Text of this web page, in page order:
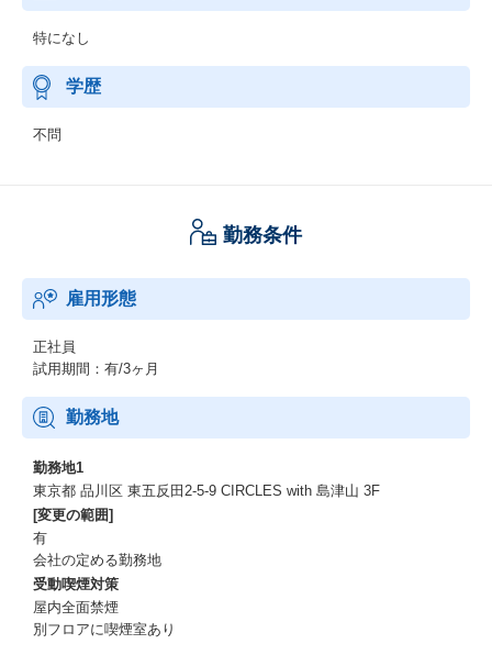
特になし
学歴
不問
勤務条件
雇用形態
正社員
試用期間：有/3ヶ月
勤務地
勤務地1
東京都 品川区 東五反田2-5-9 CIRCLES with 島津山 3F
[変更の範囲]
有
会社の定める勤務地
受動喫煙対策
屋内全面禁煙
別フロアに喫煙室あり